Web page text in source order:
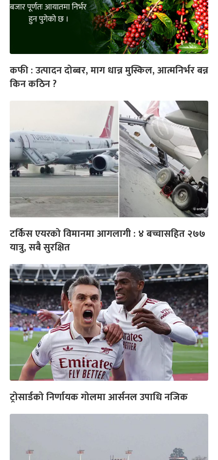
कफी : उत्पादन दोब्बर, माग धान्न मुस्किल, आत्मनिर्भर बन्न
किन कठिन ?
टर्किस एयरको विमानमा आगलागी : ४ बच्चासहित २७७
यात्रु, सबै सुरक्षित
ट्रोसार्डको निर्णायक गोलमा आर्सनल उपाधि नजिक